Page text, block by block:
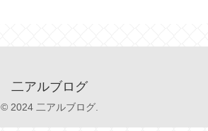
二アルブログ
© 2024 二アルブログ.